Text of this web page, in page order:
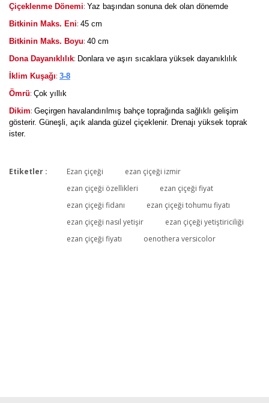
Çiçeklenme Dönemi: Yaz başından sonuna dek olan dönemde
Bitkinin Maks. Eni: 45 cm
Bitkinin Maks. Boyu: 40 cm
Dona Dayanıklılık: Donlara ve aşırı sıcaklara yüksek dayanıklılık
İklim Kuşağı: 3-8
Ömrü: Çok yıllık
Dikim: Geçirgen havalandırılmış bahçe toprağında sağlıklı gelişim
gösterir. Güneşli, açık alanda güzel çiçeklenir. Drenajı yüksek toprak
ister.
Bu ürüne ilk yorumu siz yapın!
Yorum Yaz
Etiketler : Ezan çiçeği
ezan çiçeği izmir
ezan çiçeği özellikleri
ezan çiçeği fiyat
ezan çiçeği fidanı
ezan çiçeği tohumu fiyatı
ezan çiçeği nasıl yetişir
ezan çiçeği yetiştiriciliği
ezan çiçeği fiyatı
oenothera versicolor